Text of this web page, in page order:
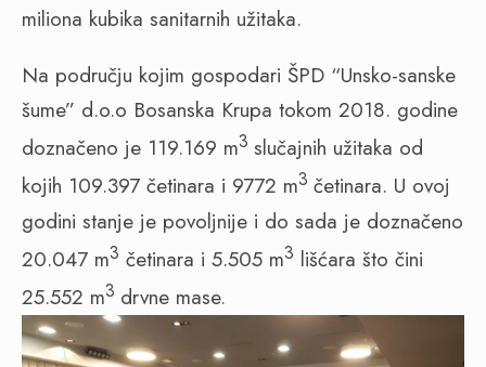
miliona kubika sanitarnih užitaka.
Na području kojim gospodari ŠPD “Unsko-sanske
šume” d.o.o Bosanska Krupa tokom 2018. godine
doznačeno je 119.169 m3 slučajnih užitaka od
kojih 109.397 četinara i 9772 m3 četinara. U ovoj
godini stanje je povoljnije i do sada je doznačeno
20.047 m3 četinara i 5.505 m3 lišćara što čini
25.552 m3 drvne mase.